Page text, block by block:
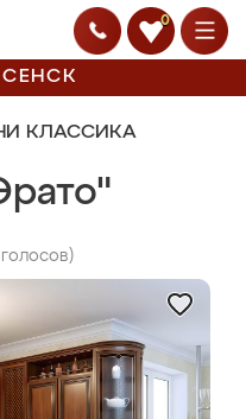
0
КЛАССИКА
голосов)